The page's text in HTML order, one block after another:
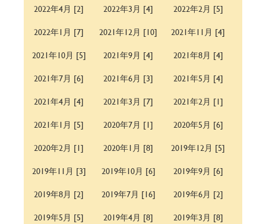
2022年4月 [2]
2022年3月 [4]
2022年2月 [5]
2022年1月 [7]
2021年12月 [10]
2021年11月 [4]
2021年10月 [5]
2021年9月 [4]
2021年8月 [4]
2021年7月 [6]
2021年6月 [3]
2021年5月 [4]
2021年4月 [4]
2021年3月 [7]
2021年2月 [1]
2021年1月 [5]
2020年7月 [1]
2020年5月 [6]
2020年2月 [1]
2020年1月 [8]
2019年12月 [5]
2019年11月 [3]
2019年10月 [6]
2019年9月 [6]
2019年8月 [2]
2019年7月 [16]
2019年6月 [2]
2019年5月 [5]
2019年4月 [8]
2019年3月 [8]